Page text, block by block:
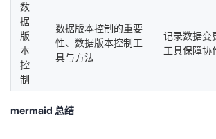
数
据
版
本
控
制
数据版本控制的重要
性、数据版本控制工
具与方法
记录数据变
工具保障协
mermaid 总结